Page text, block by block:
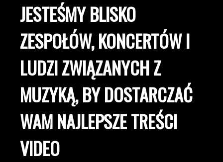
JESTEŚMY BLISKO
ZESPOŁÓW, KONCERTÓW I
LUDZI ZWIĄZANYCH Z
MUZYKĄ, BY DOSTARCZAĆ
WAM NAJLEPSZE TREŚCI
VIDEO